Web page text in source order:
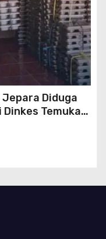
Jepara Diduga
Dinkes Temukan
SPPG